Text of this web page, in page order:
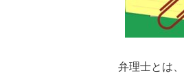
弁理士とは